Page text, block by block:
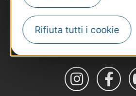
Rifiuta tutti i cookie